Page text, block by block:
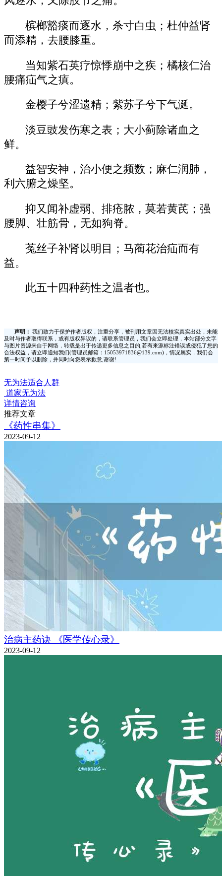
槟榔豁痰而逐水，杀寸白虫；杜仲益肾
而添精，去腰膝重。
当知紫石英疗惊悸崩中之疾；橘核仁治
腰痛疝气之瘨。
金樱子兮涩遗精；紫苏子兮下气涎。
淡豆豉发伤寒之表；大小蓟除诸血之
鲜。
益智安神，治小便之频数；麻仁润肺，
利六腑之燥坚。
抑又闻补虚弱、排疮脓，莫若黄芪；强
腰脚、壮筋骨，无如狗脊。
菟丝子补肾以明目；马蔺花治疝而有
益。
此五十四种药性之温者也。
声明：
我们致力于保护作者版权，注重分享，被刊用文章因无法核实真实出处，未能
及时与作者取得联系，或有版权异议的，请联系管理员，我们会立即处理，本站部分文字
与图片资源来自于网络，转载是出于传递更多信息之目的,若有来源标注错误或侵犯了您的
合法权益，请立即通知我们(管理员邮箱：15053971836@139.com)，情况属实，我们会
第一时间予以删除，并同时向您表示歉意,谢谢!
无为法适合人群
道家无为法
详情咨询
推荐文章
《药性串集》
2023-09-12
治病主药诀 《医学传心录》
2023-09-12